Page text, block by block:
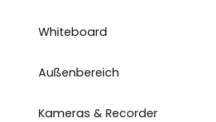
Whiteboard
Außenbereich
Kameras & Recorder